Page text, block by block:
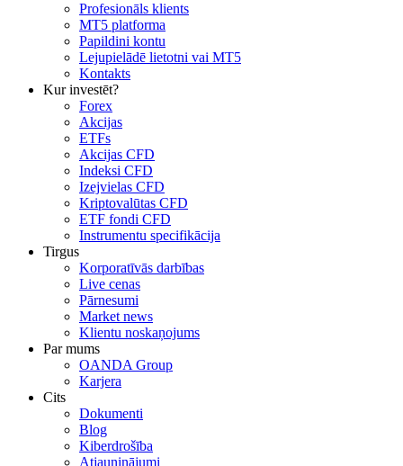
Profesionāls klients
MT5 platforma
Papildini kontu
Lejupielādē lietotni vai MT5
Kontakts
Kur investēt?
Forex
Akcijas
ETFs
Akcijas CFD
Indeksi CFD
Izejvielas CFD
Kriptovalūtas CFD
ETF fondi CFD
Instrumentu specifikācija
Tirgus
Korporatīvās darbības
Live cenas
Pārnesumi
Market news
Klientu noskaņojums
Par mums
OANDA Group
Karjera
Cits
Dokumenti
Blog
Kiberdrošība
Atjauninājumi